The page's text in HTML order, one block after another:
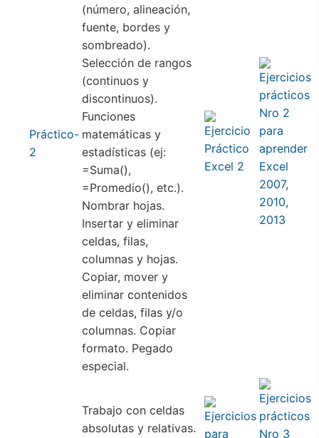
Práctico-
2
(número, alineación,
fuente, bordes y
sombreado).
Selección de rangos
(continuos y
discontinuos).
Funciones
matemáticas y
estadísticas (ej:
=Suma(),
=Promedio(), etc.).
Nombrar hojas.
Insertar y eliminar
celdas, filas,
columnas y hojas.
Copiar, mover y
eliminar contenidos
de celdas, filas y/o
columnas. Copiar
formato. Pegado
especial.
Trabajo con celdas
absolutas y relativas.